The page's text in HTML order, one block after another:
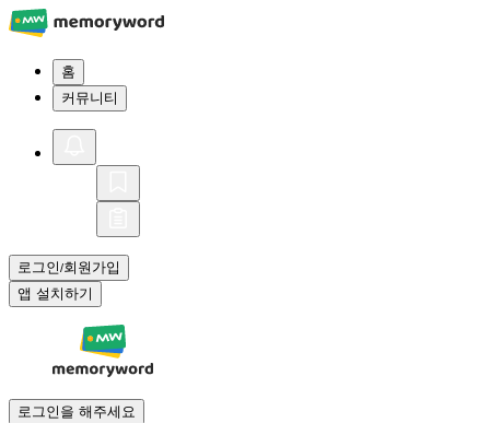
홈
커뮤니티
로그인/회원가입
앱 설치하기
로그인을 해주세요